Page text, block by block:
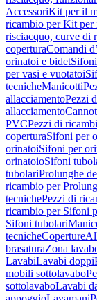
AccessoriKit per il
ricambio per Kit per
risciacquo, curve di
coperturaComandi
orinatoi e bidet
per vasi e vuotatoi
tecnicheManicotti
allacciamentoPezzi
allacciamento
PVCPezzi di
coperturaSifoni per
orinatoiSifoni per
orinatoioSifoni
tubolariProlunghe
ricambio per
tecnichePezzi di
ricambio per Sifoni
Sifoni tubolari
tecnicheCoperture
brasaturaZona
LavabiLavabi doppi
mobili sottolavabo
sottolavaboLavabi